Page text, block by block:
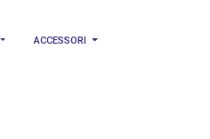
ACCESSORI